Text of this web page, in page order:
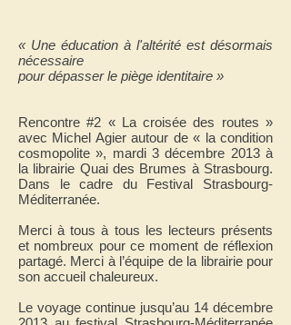
« Une éducation à l'altérité est désormais
nécessaire
pour dépasser le piège identitaire »
Rencontre #2 « La croisée des routes »
avec Michel Agier autour de « la condition
cosmopolite », mardi 3 décembre 2013 à
la librairie Quai des Brumes à Strasbourg.
Dans le cadre du Festival Strasbourg-
Méditerranée.
Merci à tous à tous les lecteurs présents
et nombreux pour ce moment de réflexion
partagé. Merci à l’équipe de la librairie pour
son accueil chaleureux.
Le voyage continue jusqu’au 14 décembre